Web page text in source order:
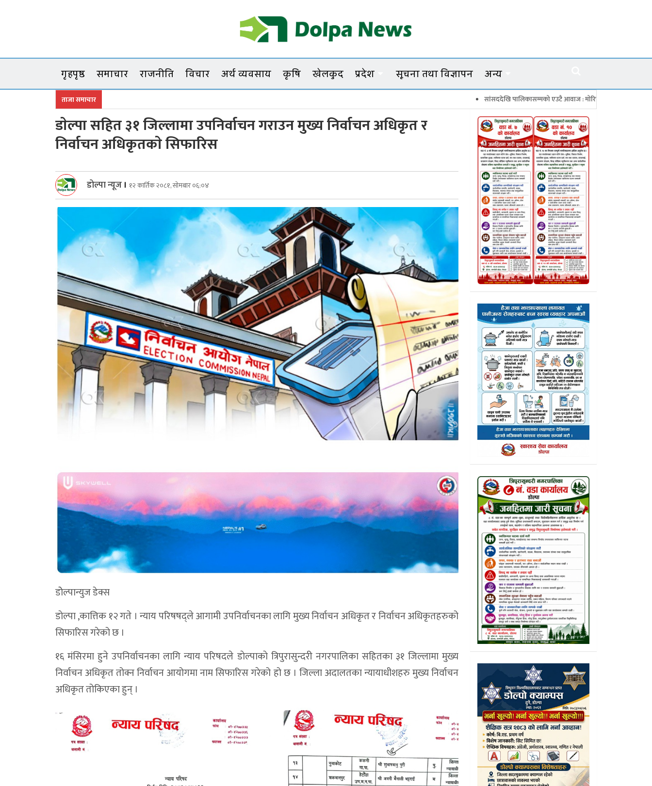
Dolpanews
गृहपृष्ठ समाचार राजनीति विचार अर्थ व्यवसाय कृषि खेलकुद प्रदेश सूचना तथा विज्ञापन अन्य
ताजा समाचार सांसददेखि पालिकासम्मको एउटै आवाज : मोरिम्ला–क्याटो नाका तत्काल खोल
डाेल्पा सहित ३१ जिल्लामा उपनिर्वाचन गराउन मुख्य निर्वाचन अधिकृत र
निर्वाचन अधिकृतकाे सिफारिस
डोल्पा न्यूज । १२ कार्तिक २०८१, सोमबार ०६:०४
डाेेल्पान्युज डेक्स
डाेल्पा ,कात्तिक १२ गते । न्याय परिषषद्ले आगामी उपनिर्वाचनका लागि मुख्य निर्वाचन अधिकृत र निर्वाचन अधिकृतहरुको
सिफारिस गरेको छ ।
१६ मंसिरमा हुने उपनिर्वाचनका लागि न्याय परिषदले डाेल्पाकाे त्रिपुरासुन्दरी नगरपालिका सहितका ३१ जिल्लामा मुख्य
निर्वाचन अधिकृत तोक्न निर्वाचन आयोगमा नाम सिफारिस गरेको हो छ । जिल्ला अदालतका न्यायाधीशहरु मुख्य निर्वाचन
अधिकृत तोकिएका हुन् ।